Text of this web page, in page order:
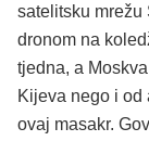
satelitsku mrežu
dronom na
tjedna, a
Kijeva nego i
ovaj masakr.